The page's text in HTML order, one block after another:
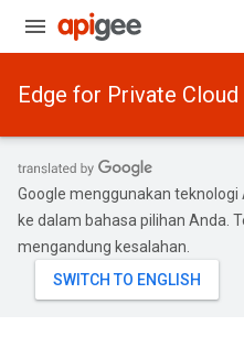
Edge for Private Cloud
Google menggunakan
ke dalam bahasa pilihan Anda.
mengandung kesalahan.